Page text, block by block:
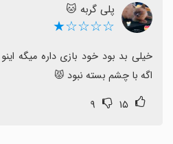
پلی گربه 🐱
☆☆☆☆★
اگه با چشم بسته نبود 😾
۱۵ ۹